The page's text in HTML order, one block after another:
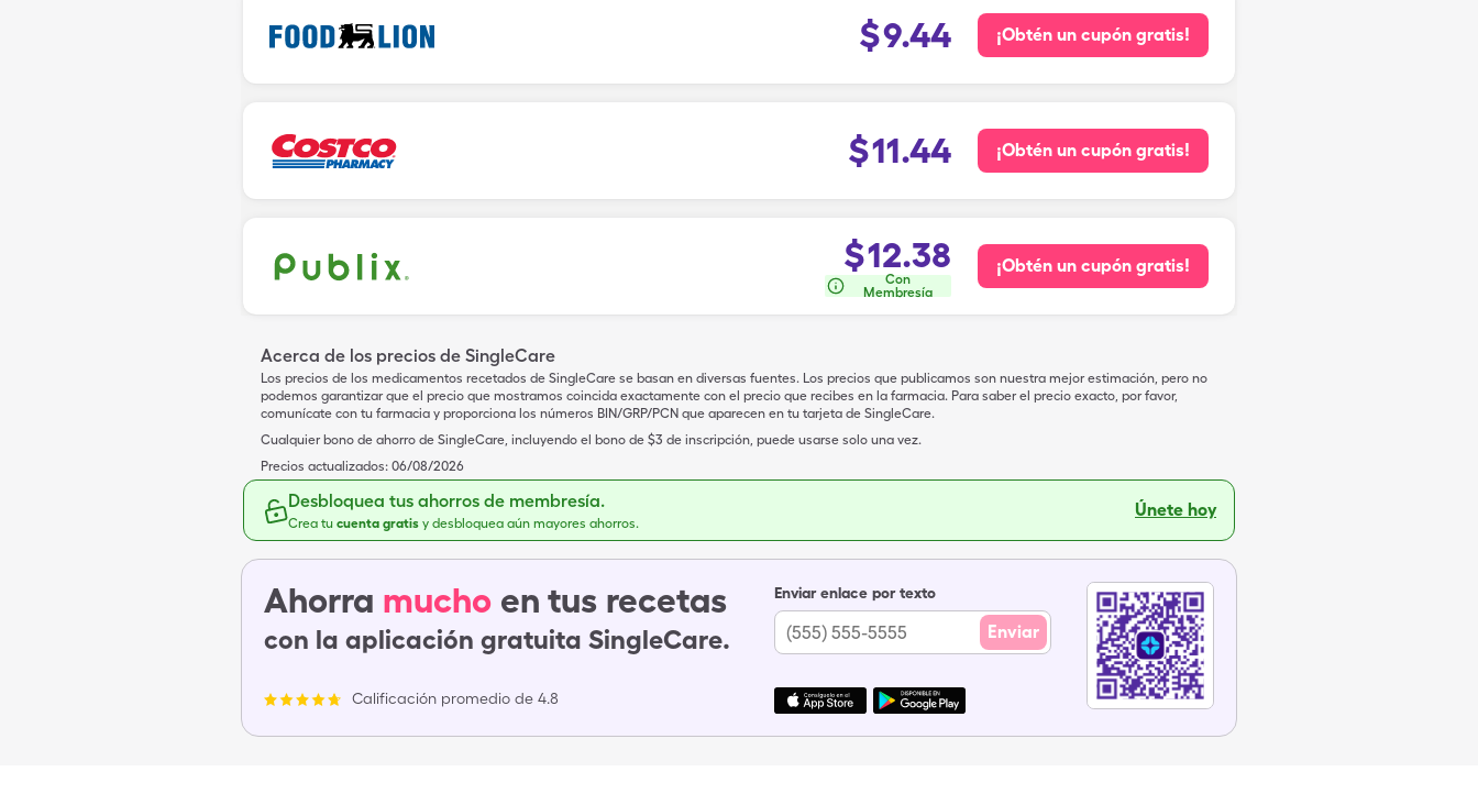
$9.44 ¡Obtén un cupón gratis!
$11.44 ¡Obtén un cupón gratis!
$12.38
Con
Membresía
¡Obtén un cupón gratis!
Acerca de los precios de SingleCare
Los precios de los medicamentos recetados de SingleCare se basan en diversas fuentes. Los precios que publicamos son nuestra mejor estimación, pero no
podemos garantizar que el precio que mostramos coincida exactamente con el precio que recibes en la farmacia. Para saber el precio exacto, por favor,
comunícate con tu farmacia y proporciona los números BIN/GRP/PCN que aparecen en tu tarjeta de SingleCare.
Cualquier bono de ahorro de SingleCare, incluyendo el bono de $3 de inscripción, puede usarse solo una vez.
Precios actualizados: 06/08/2026
Desbloquea tus ahorros de membresía.
Crea tu cuenta gratis y desbloquea aún mayores ahorros.
Únete hoy
Ahorra mucho en tus recetas
con la aplicación gratuita SingleCare.
Calificación promedio de 4.8
Enviar enlace por texto
Enviar